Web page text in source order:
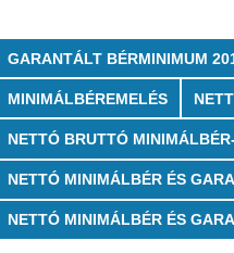
GARANTÁLT BÉRMINIMUM
MINIMÁLBÉREMELÉS
NETTÓ BRUTTÓ
NETTÓ MINIMÁLBÉR ÉS
NETTÓ MINIMÁLBÉR ÉS